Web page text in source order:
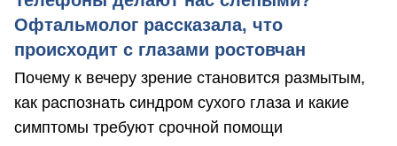
Офтальмолог рассказала, что
происходит с глазами ростовчан
Почему к вечеру зрение становится размытым,
как распознать синдром сухого глаза и какие
симптомы требуют срочной помощи